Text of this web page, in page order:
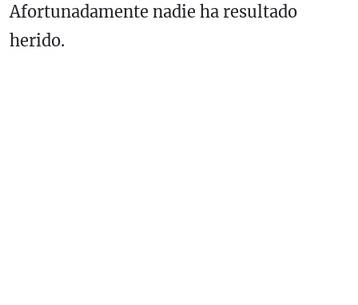
Afortunadamente nadie ha resultado
herido.